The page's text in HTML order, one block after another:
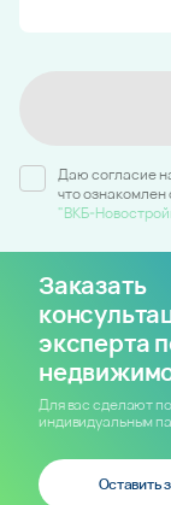
Даю согласие
что ознакомлен
"ВКБ-
Заказать
эксперта
Для вас сделают
индивидуальным
Оставить